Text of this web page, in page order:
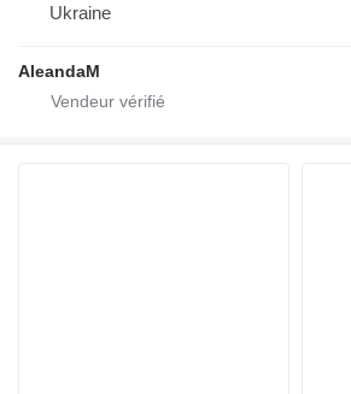
Ukraine
AleandaM